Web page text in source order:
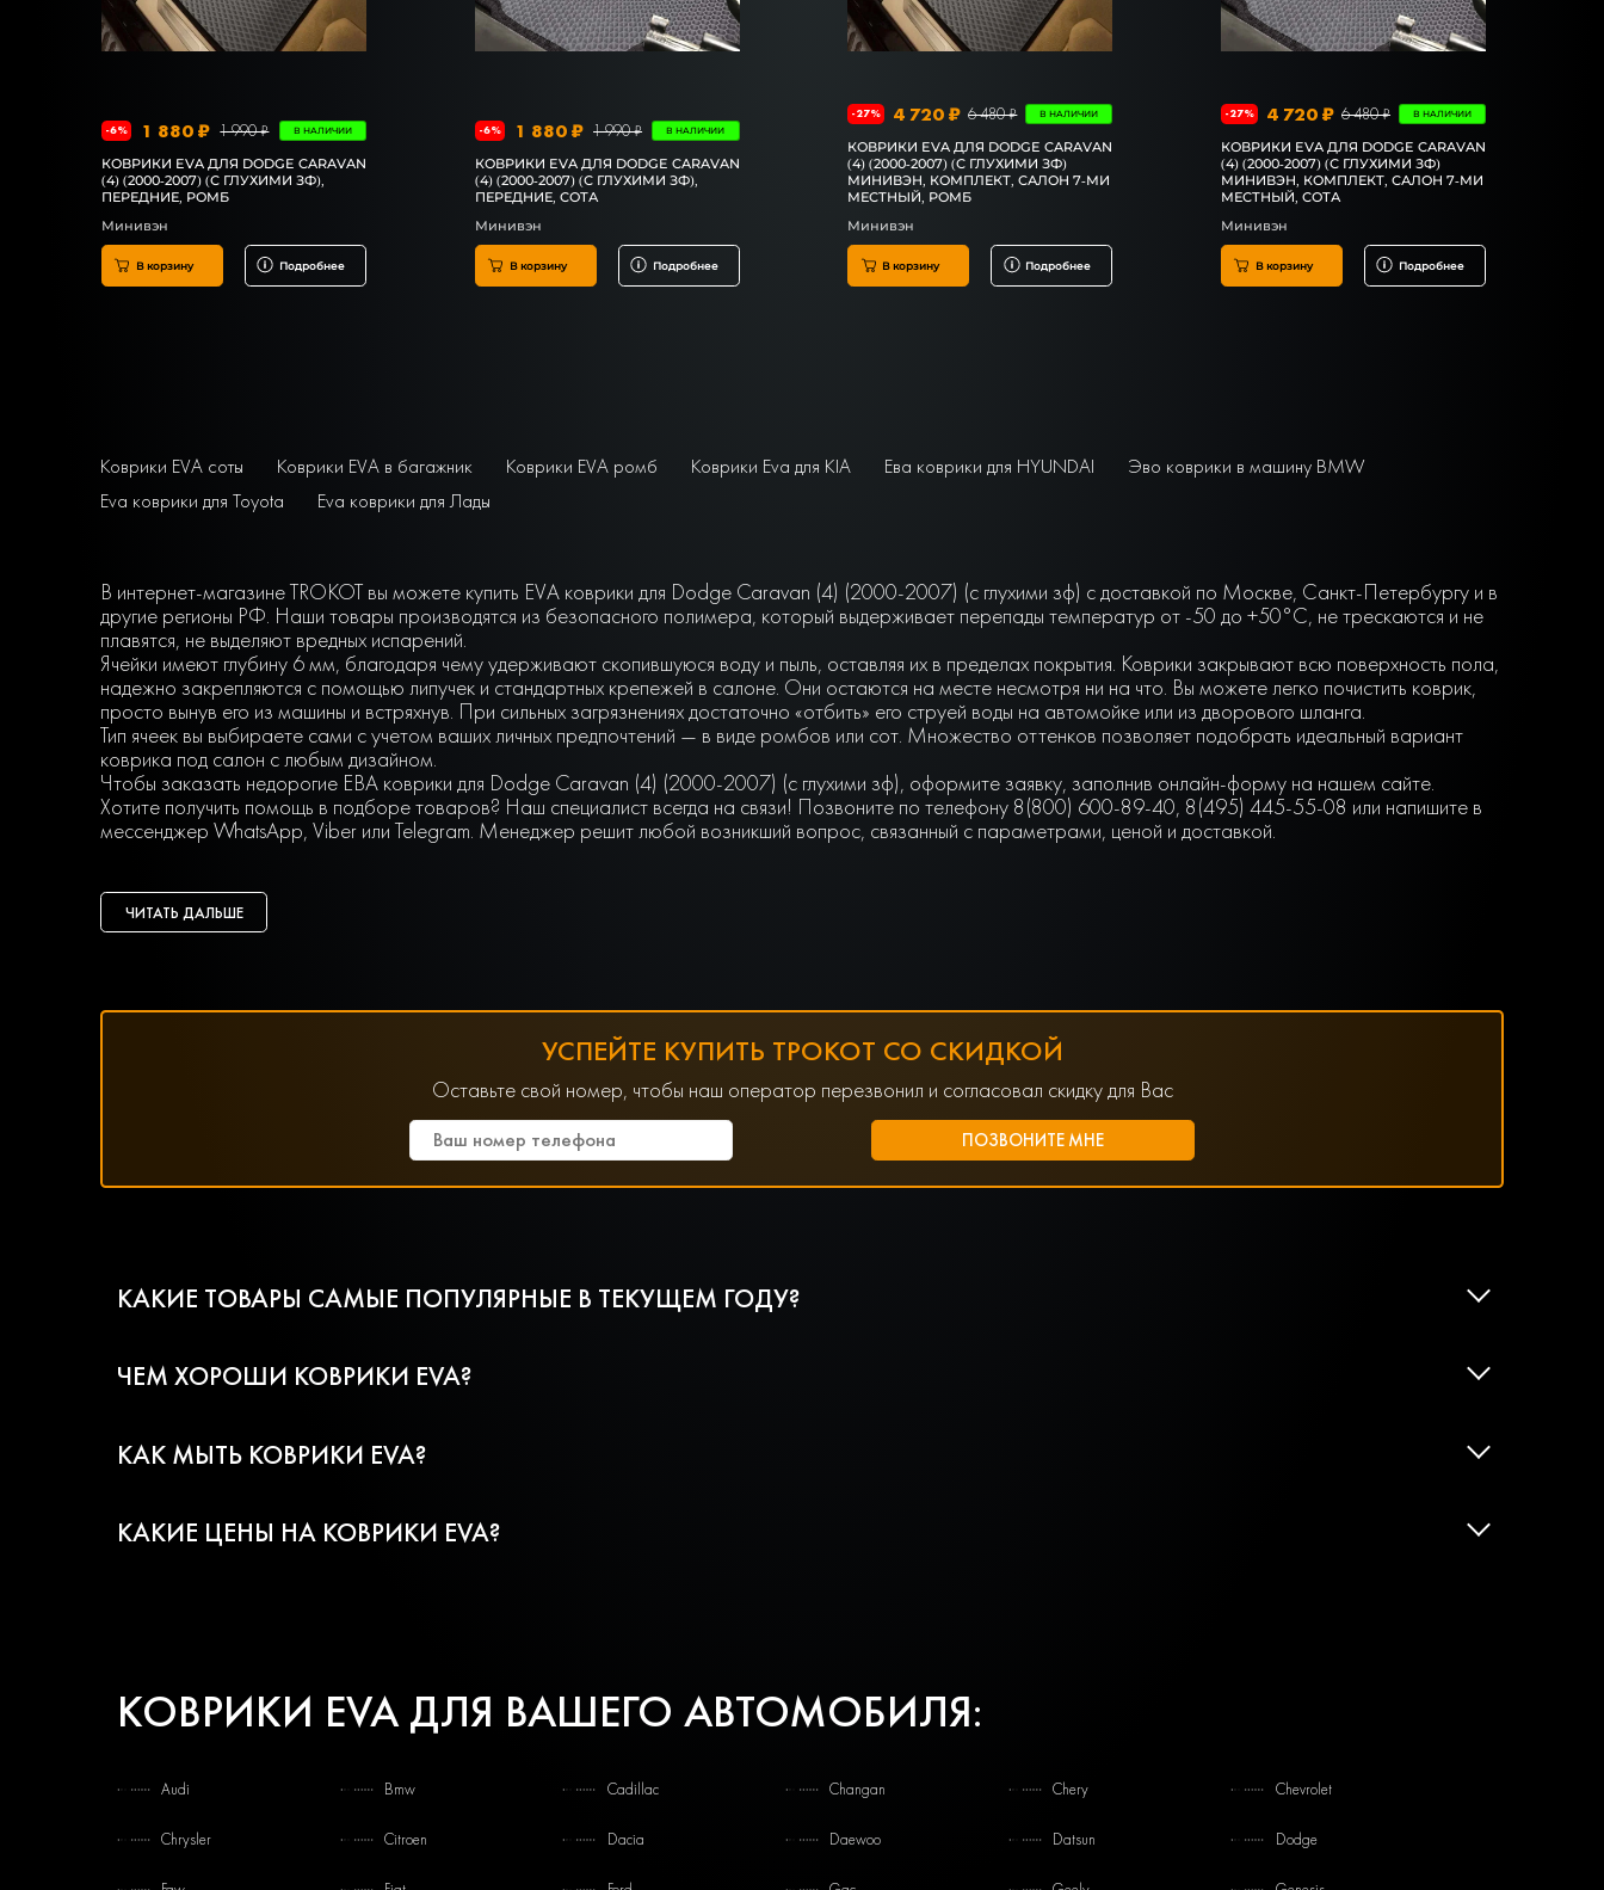
-6% 1 880 ₽ 1 990 ₽ В НАЛИЧИИ
КОВРИКИ EVA ДЛЯ DODGE CARAVAN
(4) (2000-2007) (С ГЛУХИМИ ЗФ),
ПЕРЕДНИЕ, РОМБ
Минивэн
В корзину Подробнее
-6% 1 880 ₽ 1 990 ₽ В НАЛИЧИИ
КОВРИКИ EVA ДЛЯ DODGE CARAVAN
(4) (2000-2007) (С ГЛУХИМИ ЗФ),
ПЕРЕДНИЕ, СОТА
Минивэн
В корзину Подробнее
-27% 4 720 ₽ 6 480 ₽ В НАЛИЧИИ
КОВРИКИ EVA ДЛЯ DODGE CARAVAN
(4) (2000-2007) (С ГЛУХИМИ ЗФ)
МИНИВЭН, КОМПЛЕКТ, САЛОН 7-МИ
МЕСТНЫЙ, РОМБ
Минивэн
В корзину Подробнее
-27% 4 720 ₽ 6 480 ₽ В НАЛИЧИИ
КОВРИКИ EVA ДЛЯ DODGE CARAVAN
(4) (2000-2007) (С ГЛУХИМИ ЗФ)
МИНИВЭН, КОМПЛЕКТ, САЛОН 7-МИ
МЕСТНЫЙ, СОТА
Минивэн
В корзину Подробнее
Коврики EVA соты Коврики EVA в багажник Коврики EVA ромб Коврики Eva для KIA Ева коврики для HYUNDAI
Эво коврики в машину BMW
Eva коврики для Toyota
Eva коврики для Лады
В интернет-магазине TROKOT вы можете купить EVA коврики для Dodge Caravan (4) (2000-2007) (с глухими зф) с доставкой по Москве, Санкт-Петербургу и в
другие регионы РФ. Наши товары производятся из безопасного полимера, который выдерживает перепады температур от -50 до +50°С, не трескаются и не
плавятся, не выделяют вредных испарений.
Ячейки имеют глубину 6 мм, благодаря чему удерживают скопившуюся воду и пыль, оставляя их в пределах покрытия. Коврики закрывают всю поверхность пола,
надежно закрепляются с помощью липучек и стандартных крепежей в салоне. Они остаются на месте несмотря ни на что. Вы можете легко почистить коврик,
просто вынув его из машины и встряхнув. При сильных загрязнениях достаточно «отбить» его струей воды на автомойке или из дворового шланга.
Тип ячеек вы выбираете сами с учетом ваших личных предпочтений — в виде ромбов или сот. Множество оттенков позволяет подобрать идеальный вариант
коврика под салон с любым дизайном.
Чтобы заказать недорогие ЕВА коврики для Dodge Caravan (4) (2000-2007) (с глухими зф), оформите заявку, заполнив онлайн-форму на нашем сайте.
Хотите получить помощь в подборе товаров? Наш специалист всегда на связи! Позвоните по телефону 8(800) 600-89-40, 8(495) 445-55-08 или напишите в
мессенджер WhatsApp, Viber или Telegram. Менеджер решит любой возникший вопрос, связанный с параметрами, ценой и доставкой.
ЧИТАТЬ ДАЛЬШЕ
УСПЕЙТЕ КУПИТЬ ТРОКОТ СО СКИДКОЙ
Оставьте свой номер, чтобы наш оператор перезвонил и согласовал скидку для Вас
КАКИЕ ТОВАРЫ САМЫЕ ПОПУЛЯРНЫЕ В ТЕКУЩЕМ ГОДУ?
ЧЕМ ХОРОШИ КОВРИКИ EVA?
КАК МЫТЬ КОВРИКИ EVA?
КАКИЕ ЦЕНЫ НА КОВРИКИ EVA?
КОВРИКИ EVA ДЛЯ ВАШЕГО АВТОМОБИЛЯ:
Audi Bmw Cadillac Changan Chery Chevrolet
Chrysler Citroen Dacia Daewoo Datsun Dodge